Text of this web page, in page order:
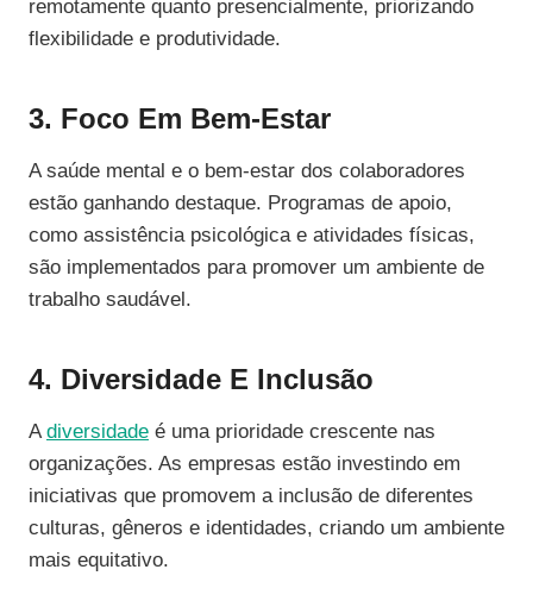
remotamente quanto presencialmente, priorizando
flexibilidade e produtividade.
3. Foco Em Bem-Estar
A saúde mental e o bem-estar dos colaboradores
estão ganhando destaque. Programas de apoio,
como assistência psicológica e atividades físicas,
são implementados para promover um ambiente de
trabalho saudável.
4. Diversidade E Inclusão
Adiversidade é uma prioridade crescente nas
organizações. As empresas estão investindo em
iniciativas que promovem a inclusão de diferentes
culturas, gêneros e identidades, criando um ambiente
mais equitativo.